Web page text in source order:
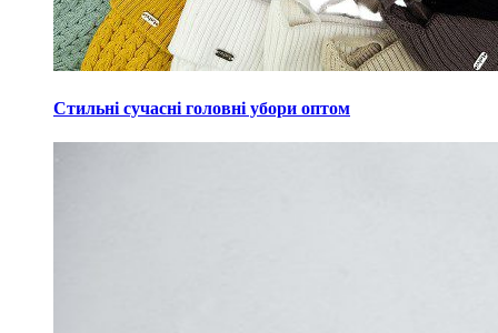
Стильні сучасні головні убори оптом